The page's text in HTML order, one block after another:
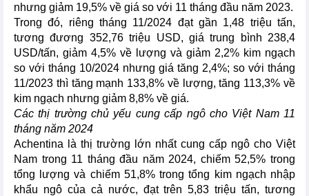
nhưng giảm 19,5% về giá so với 11 tháng đầu năm 2023.
Trong đó, riêng tháng 11/2024 đạt gần 1,48 triệu tấn,
tương đương 352,76 triệu USD, giá trung bình 238,4
USD/tấn, giảm 4,5% về lượng và giảm 2,2% kim ngạch
so với tháng 10/2024 nhưng giá tăng 2,4%; so với tháng
11/2023 thì tăng mạnh 133,8% về lượng, tăng 113,3% về
kim ngạch nhưng giảm 8,8% về giá.
Các thị trường chủ yếu cung cấp ngô cho Việt Nam 11
tháng năm 2024
Achentina là thị trường lớn nhất cung cấp ngô cho Việt
Nam trong 11 tháng đầu năm 2024, chiếm 52,5% trong
tổng lượng và chiếm 51,8% trong tổng kim ngạch nhập
khẩu ngô của cả nước, đạt trên 5,83 triệu tấn, tương